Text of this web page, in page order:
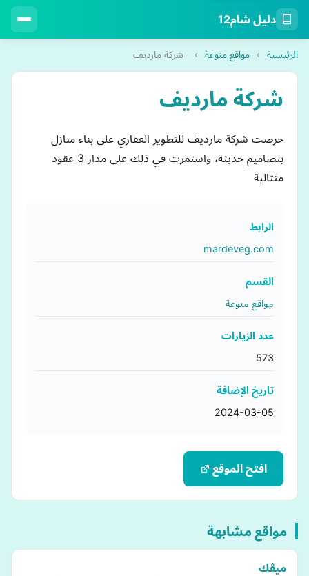
دليل شام12
الرئيسية › مواقع منوعة › شركة مارديف
شركة مارديف
حرصت شركة مارديف للتطوير العقاري على بناء منازل
بتصاميم حديثة، واستمرت في ذلك على مدار 3 عقود
متتالية
الرابط
mardeveg.com
القسم
مواقع منوعة
عدد الزيارات
573
تاريخ الإضافة
2024-03-05
افتح الموقع
مواقع مشابهة
ميڤك